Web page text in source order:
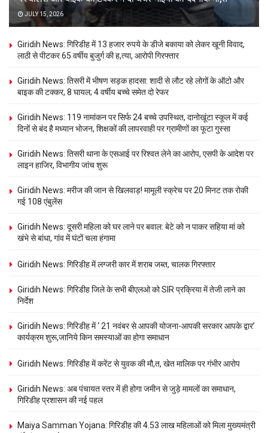
JULY 15, 2026
Giridih News: गिरिडीह में 13 हजार रुपये के डीजे बकाया को लेकर खूनी विवाद,
लाठी से पीटकर 65 वर्षीय बुजुर्ग की ह,त्या, आरोपी गिरफ्तार
Giridih News: तिसरी में भीषण सड़क हादसा: शादी से लौट रहे लोगों के ऑटो और
बाइक की टक्कर, 8 घायल; 4 वर्षीय बच्चे समेत दो रेफर
Giridih News: 119 नामांकन पर सिर्फ 24 बच्चे उपस्थित, दानोखूंटा स्कूल में कई
दिनों से बंद है मध्यान भोजन, शिक्षकों की लापरवाही पर ग्रामीणों का फूटा गुस्सा
Giridih News: तिसरी थाना के एसआई पर रिश्वत लेने का आरोप, एसपी के आदेश पर
लाइन हाजिर, विभागीय जांच शुरू
Giridih News: मरीज की जान से खिलवाड़! मामूली स्क्रेच पर 20 मिनट तक रोकी
गई 108 एंबुलेंस
Giridih News: दूसरी महिला को घर लाने पर बवाल: बेटे को न पाकर सहिया मां को
खंभे से बांधा, गांव में घंटों चला हंगामा
Giridih News: गिरिडीह में लग्जरी कार में शराब जब्त, चालक गिरफ्तार
Giridih News: गिरिडीह जिले के सभी बीएलओ को SIR प्रक्रिया में तेजी लाने का
निर्देश
Giridih News: गिरिडीह में ‘ 21 नवंबर से आपकी योजना-आपकी सरकार आपके द्वार’
कार्यक्रम शुरू,जानिये किन समस्याओं का होगा समाधान
Giridih News: गिरिडीह में करेंट से युवक की मौ,त, खेत मालिक पर गंभीर आरोप
Giridih News: अब पंचायत स्तर में ही होगा जमीन से जुड़े मामलों का समाधान,
गिरिडीह प्रशासन की नई पहल
Maiya Samman Yojana: गिरिडीह की 4.53 लाख महिलाओं को मिला मुख्यमंत्री